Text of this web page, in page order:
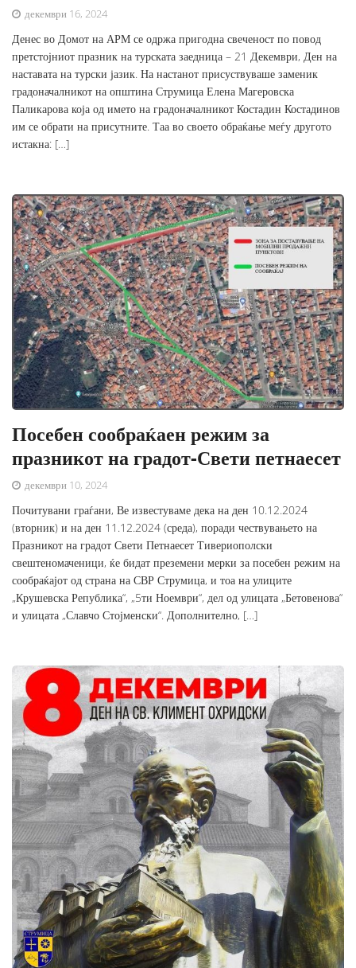
декември 16, 2024
Денес во Домот на АРМ се одржа пригодна свеченост по повод
претстојниот празник на турската заедница – 21 Декември, Ден на
наставата на турски јазик. На настанот присуствуваше заменик
градоначалникот на општина Струмица Елена Магеровска
Паликарова која од името на градоначалникот Костадин Костадинов
им се обрати на присутните. Таа во своето обраќање меѓу другото
истакна: […]
Посебен сообраќаен режим за
празникот на градот-Свети петнаесет
декември 10, 2024
Почитувани граѓани, Ве известуваме дека на ден 10.12.2024
(вторник) и на ден 11.12.2024 (среда), поради чествувањето на
Празникот на градот Свети Петнаесет Тивериополски
свештеномаченици, ќе бидат преземени мерки за посебен режим на
сообраќајот од страна на СВР Струмица, и тоа на улиците
„Крушевска Република“, „5ти Ноември“, дел од улицата „Бетовенова“
и улицата „Славчо Стојменски“. Дополнително, […]